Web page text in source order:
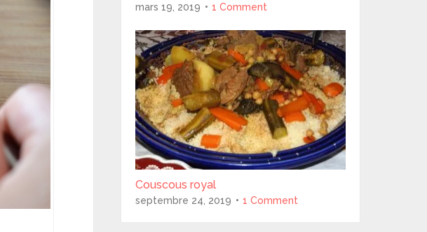
mars 19, 2019 1 Comment
Couscous royal
septembre 24, 2019 1 Comment